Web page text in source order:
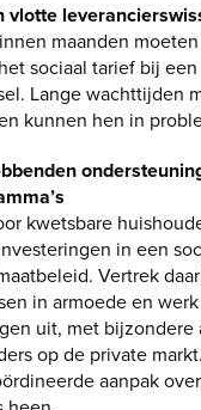
vlotte
maanden
sociaal tarief bij een
Lange wachttijden
kunnen hen in
kwetsbare
in een
Vertrek
in armoede en
uit, met bijzondere
op de private
aanpak